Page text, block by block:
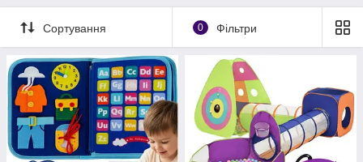
Сортування 0 Фільтри